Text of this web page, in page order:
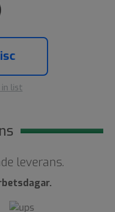
in list
leverans.